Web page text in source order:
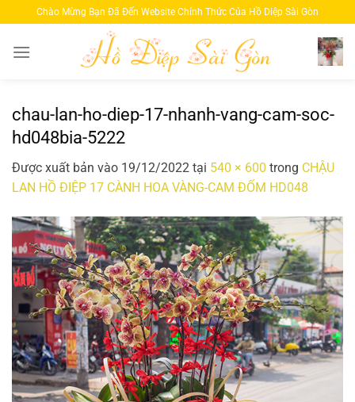
qua
nội
Chào Mừng Bạn Đã Đến Website Chính Thức Của Hồ Diệp Sài Gòn
chau-lan-ho-diep-17-nhanh-vang-cam-soc-
hd048bia-5222
Được xuất bản vào 19/12/2022 tại 540 × 600 trong CHẬU
LAN HỒ ĐIỆP 17 CÀNH HOA VÀNG-CAM ĐỐM HD048